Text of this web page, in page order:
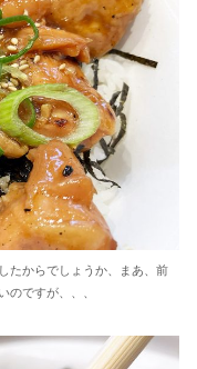
たからでしょうか、まあ、前
のですが、、、